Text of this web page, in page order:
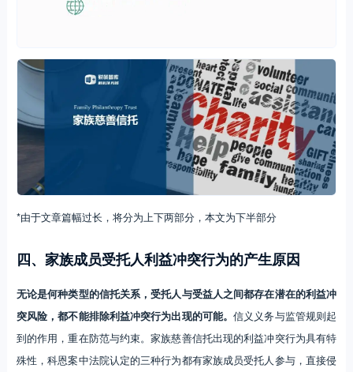
*由于文章篇幅过长，将分为上下两部分，本文为下半部分
四、家族成员受托人利益冲突行为的产生原因
无论是何种类型的信托关系，受托人与受益人之间都存在潜在的利益冲
突风险，都不能排除利益冲突行为出现的可能。信义义务与监管规则起
到的作用，重在防范与约束。家族慈善信托出现的利益冲突行为具有特
殊性，科恩案中法院认定的三种行为都有家族成员受托人参与，直接侵